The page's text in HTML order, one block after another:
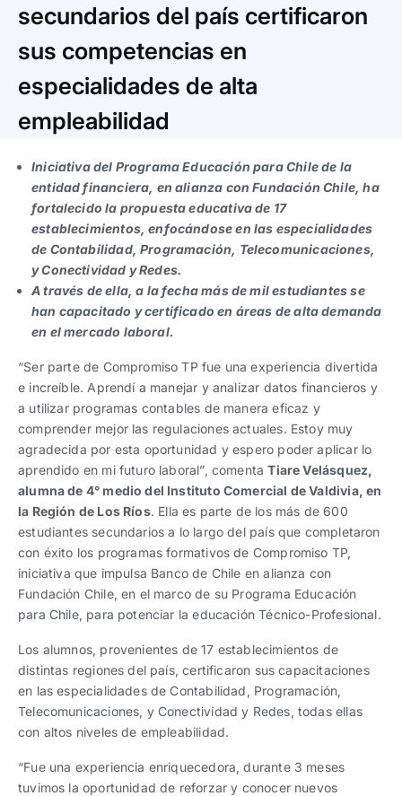
Trabaja con nosotros
Ver todo
Español|English
Ver todas
Ver todas
progresivos de gestión
Ver todos
Español|English
Español |English
Español |English
secundarios del país certificaron
sus competencias en
especialidades de alta
empleabilidad
Iniciativa del Programa Educación para Chile de la
entidad financiera, en alianza con Fundación Chile, ha
fortalecido la propuesta educativa de 17
establecimientos, enfocándose en las especialidades
de Contabilidad, Programación, Telecomunicaciones,
y Conectividad y Redes.
A través de ella, a la fecha más de mil estudiantes se
han capacitado y certificado en áreas de alta demanda
en el mercado laboral.
“Ser parte de Compromiso TP fue una experiencia divertida
e increíble. Aprendí a manejar y analizar datos financieros y
a utilizar programas contables de manera eficaz y
comprender mejor las regulaciones actuales. Estoy muy
agradecida por esta oportunidad y espero poder aplicar lo
aprendido en mi futuro laboral”, comentaTiare Velásquez,
alumna de 4° medio del Instituto Comercial de Valdivia, en
la Región de Los Ríos. Ella es parte de los más de 600
estudiantes secundarios a lo largo del país que completaron
con éxito los programas formativos de Compromiso TP,
iniciativa que impulsa Banco de Chile en alianza con
Fundación Chile, en el marco de su Programa Educación
para Chile, para potenciar la educación Técnico-Profesional.
Los alumnos, provenientes de 17 establecimientos de
distintas regiones del país, certificaron sus capacitaciones
en las especialidades de Contabilidad, Programación,
Telecomunicaciones, y Conectividad y Redes, todas ellas
con altos niveles de empleabilidad.
“Fue una experiencia enriquecedora, durante 3 meses
tuvimos la oportunidad de reforzar y conocer nuevos